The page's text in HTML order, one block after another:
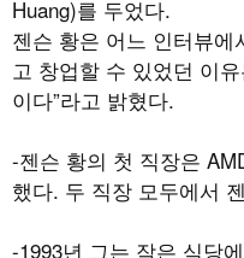
Huang)를 두었다.
젠슨 황은 어느 인터뷰에
고 창업할 수 있었던 이
이다”라고 밝혔다.
-젠슨 황의 첫 직장은
했다. 두 직장 모두에서
-1993년 그는 작은 식당